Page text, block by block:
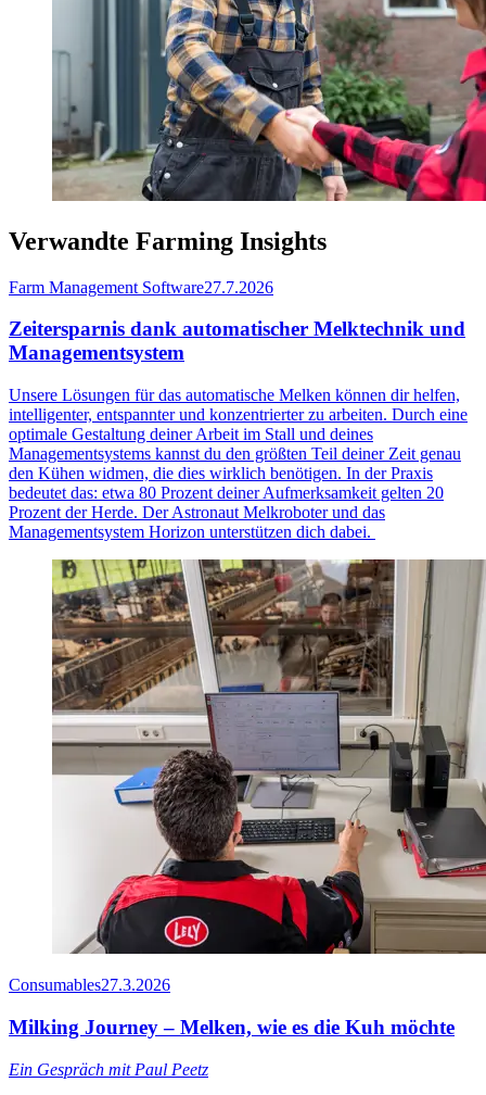
Verwandte Farming Insights
Farm Management Software27.7.2026
Zeitersparnis dank automatischer Melktechnik und
Managementsystem
Unsere Lösungen für das automatische Melken können dir helfen,
intelligenter, entspannter und konzentrierter zu arbeiten. Durch eine
optimale Gestaltung deiner Arbeit im Stall und deines
Managementsystems kannst du den größten Teil deiner Zeit genau
den Kühen widmen, die dies wirklich benötigen. In der Praxis
bedeutet das: etwa 80 Prozent deiner Aufmerksamkeit gelten 20
Prozent der Herde. Der Astronaut Melkroboter und das
Managementsystem Horizon unterstützen dich dabei.
Consumables27.3.2026
Milking Journey – Melken, wie es die Kuh möchte
Ein Gespräch mit Paul Peetz